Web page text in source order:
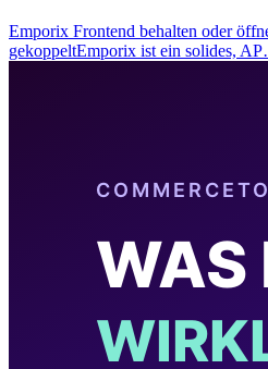
Emporix Frontend behalten oder
gekoppeltEmporix ist ein solides,